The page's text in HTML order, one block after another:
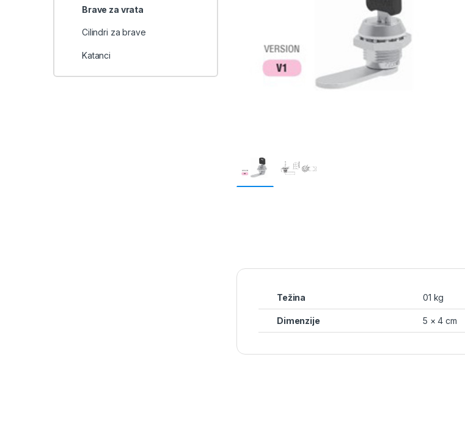
Težina 01 kg
Dimenzije 5 × 4 cm
Brave za vrata
Cilindri za brave
Katanci